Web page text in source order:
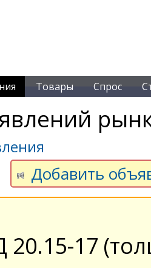
Товары Спрос
Добавить
17